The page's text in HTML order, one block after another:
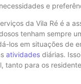
e
da Vila Ré é a
tenham sempre
los em situações de
atividades diárias.
tanto para os